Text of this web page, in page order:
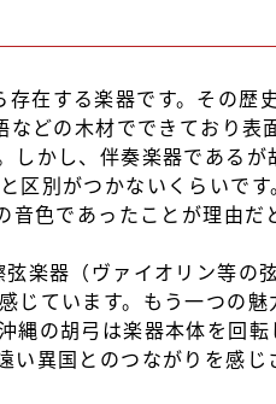
在する楽器です。その歴
どの木材でできており表
しかし、伴奏楽器であるが
区別がつかないくらいです
色であったことが理由だ
楽器（ヴァイオリン等の
じています。もう一つの魅
縄の胡弓は楽器本体を回転
い異国とのつながりを感じ